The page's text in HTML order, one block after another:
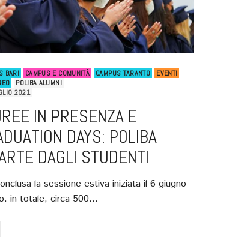
BARI CAMPUS E COMUNITÀ CAMPUS TARANTO
EVENTI
POLIBA ALUMNI
2021
IN PRESENZA E
DAYS: POLIBA
DAGLI STUDENTI
la sessione estiva iniziata il 6 giugno
in totale, circa 500…